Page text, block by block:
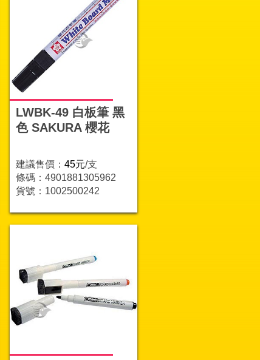
LWBK-49 白板筆 黑
色 SAKURA 櫻花
建議售價： 45元/支
條碼：4901881305962
貨號：1002500242